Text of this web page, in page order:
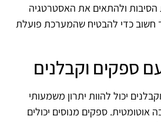
הסיבות ולהתאים את האסטרטגיה
כדי להבטיח שהמערכת פועלת
ספקים וקבלנים
יכול להוות יתרון משמעותי
ספקים מנוסים יכולים